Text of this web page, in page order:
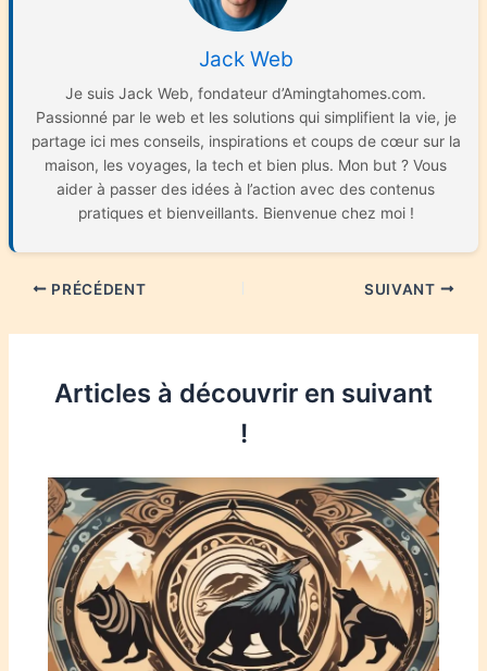
Jack Web
Je suis Jack Web, fondateur d’Amingtahomes.com.
Passionné par le web et les solutions qui simplifient la vie, je
partage ici mes conseils, inspirations et coups de cœur sur la
maison, les voyages, la tech et bien plus. Mon but ? Vous
aider à passer des idées à l’action avec des contenus
pratiques et bienveillants. Bienvenue chez moi !
PRÉCÉDENT SUIVANT
Articles à découvrir en suivant
!